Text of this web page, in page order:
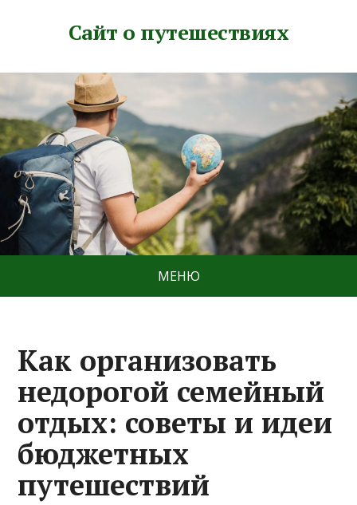
Сайт о путешествиях
МЕНЮ
Как организовать
недорогой семейный
отдых: советы и идеи
бюджетных
путешествий